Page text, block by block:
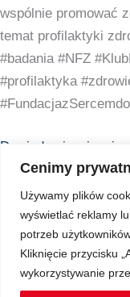
Cenimy
Używamy plików
wyświetlać reklamy
potrzeb
Kliknięcie przycisku
wykorzystywanie
wspólnie promować
temat profilaktyki
#badania #NFZ
#profilaktyka
Dowiedz się więcej »